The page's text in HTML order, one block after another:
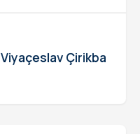
Çirikba